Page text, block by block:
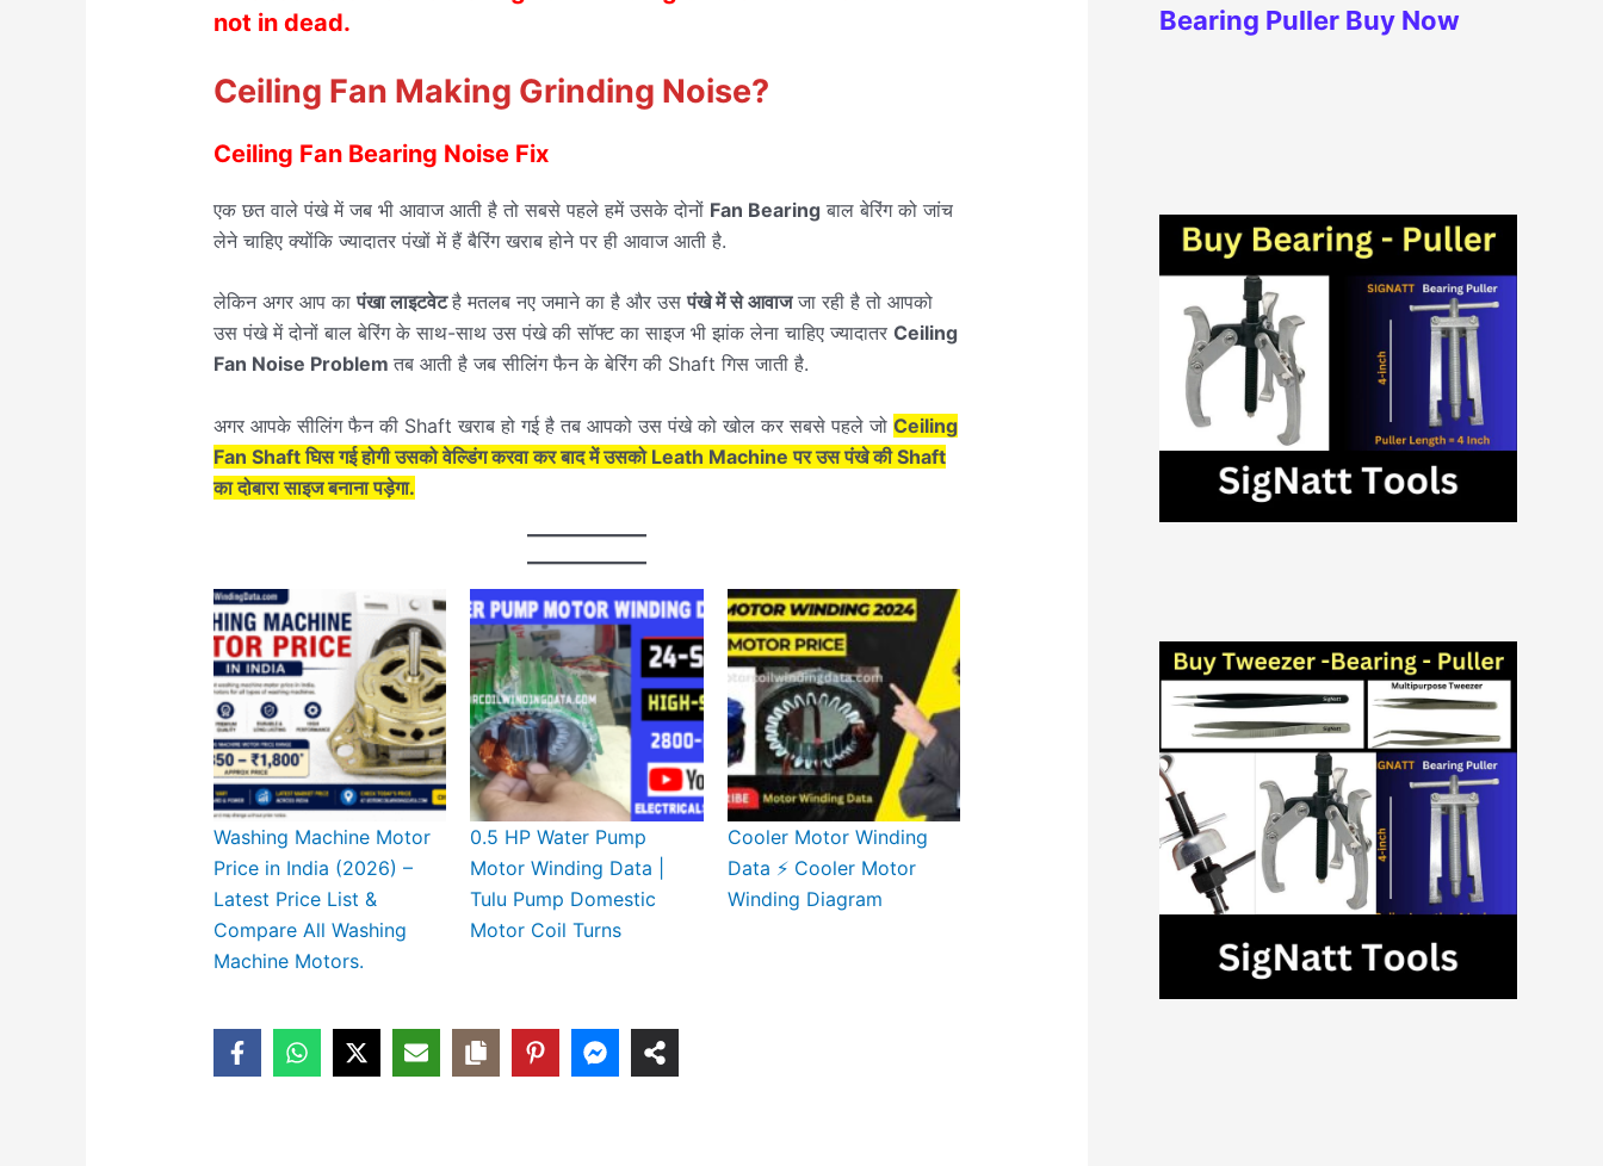
not in dead.
Ceiling Fan Making Grinding Noise?
Ceiling Fan Bearing Noise Fix
एक छत वाले पंखे में जब भी आवाज आती है तो सबसे पहले हमें उसके दोनों Fan Bearingबाल बेरिंग को जांच
लेने चाहिए क्योंकि ज्यादातर पंखों में हैं बैरिंग खराब होने पर ही आवाज आती है.
लेकिन अगर आप कापंखा लाइटवेटहै मतलब नए जमाने का है और उसपंखे में से आवाजजा रही है तो आपको
उस पंखे में दोनों बाल बेरिंग के साथ-साथ उस पंखे की सॉफ्ट का साइज भी झांक लेना चाहिए ज्यादातर Ceiling
Fan Noise Problem तब आती है जब सीलिंग फैन के बेरिंग की Shaft गिस जाती है.
अगर आपके सीलिंग फैन की Shaft खराब हो गई है तब आपको उस पंखे को खोल कर सबसे पहले जो Ceiling
Fan Shaft घिस गई होगी उसको वेल्डिंग करवा कर बाद में उसको Leath Machine पर उस पंखे की Shaft
का दोबारा साइज बनाना पड़ेगा.
Washing Machine Motor
Price in India (2026) –
Latest Price List &
Compare All Washing
Machine Motors.
0.5 HP Water Pump
Motor Winding Data |
Tulu Pump Domestic
Motor Coil Turns
Cooler Motor Winding
Data ⚡ Cooler Motor
Winding Diagram
Bearing Puller Buy Now